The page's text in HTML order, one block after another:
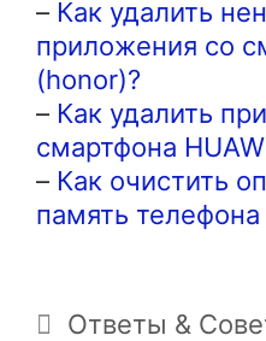
– Как удалить
приложения со
(honor)?
– Как удалить
смартфона
– Как очистить
память
Рубрики
Ответы &